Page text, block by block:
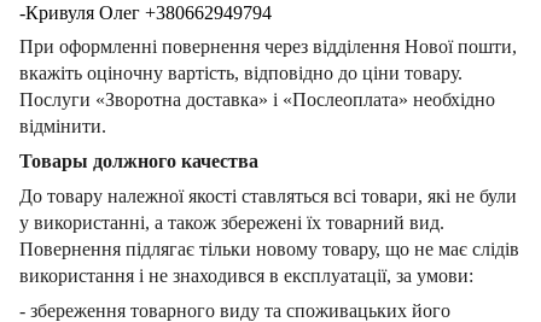
-Кривуля Олег +380662949794
При оформленні повернення через відділення Нової пошти,
вкажіть оціночну вартість, відповідно до ціни товару.
Послуги «Зворотна доставка» і «Послеоплата» необхідно
відмінити.
Товары должного качества
До товару належної якості ставляться всі товари, які не були
у використанні, а також збережені їх товарний вид.
Повернення підлягає тільки новому товару, що не має слідів
використання і не знаходився в експлуатації, за умови:
- збереження товарного виду та споживацьких його